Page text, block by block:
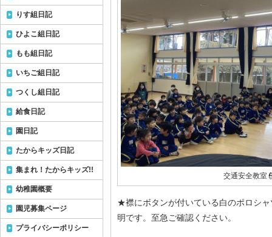
交通安全教室
★襟にボタンが付いている白のポロシ
明です。至急ご確認ください。
りす組日記
ひよこ組日記
もも組日記
いちご組日記
つくし組日記
給食日記
園日記
たからキッズ日記
集まれ！たからキッズ!!
幼稚園概要
園児募集ページ
プライバシーポリシー